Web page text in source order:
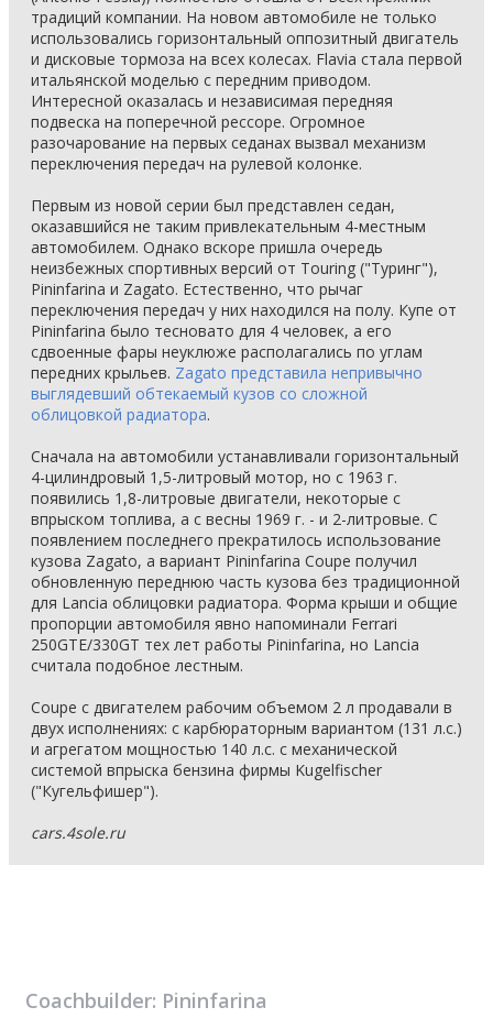
традиций компании. На новом автомобиле не только
использовались горизонтальный оппозитный двигатель
и дисковые тормоза на всех колесах. Flavia стала первой
итальянской моделью с передним приводом.
Интересной оказалась и независимая передняя
подвеска на поперечной рессоре. Огромное
разочарование на первых седанах вызвал механизм
переключения передач на рулевой колонке.
Первым из новой серии был представлен седан,
оказавшийся не таким привлекательным 4-местным
автомобилем. Однако вскоре пришла очередь
неизбежных спортивных версий от Touring ("Туринг"),
Pininfarina и Zagato. Естественно, что рычаг
переключения передач у них находился на полу. Купе от
Pininfarina было тесновато для 4 человек, а его
сдвоенные фары неуклюже располагались по углам
передних крыльев. Zagato представила непривычно
выглядевший обтекаемый кузов со сложной
облицовкой радиатора.
Сначала на автомобили устанавливали горизонтальный
4-цилиндровый 1,5-литровый мотор, но с 1963 г.
появились 1,8-литровые двигатели, некоторые с
впрыском топлива, а с весны 1969 г. - и 2-литровые. С
появлением последнего прекратилось использование
кузова Zagato, а вариант Pininfarina Coupe получил
обновленную переднюю часть кузова без традиционной
для Lancia облицовки радиатора. Форма крыши и общие
пропорции автомобиля явно напоминали Ferrari
250GTE/330GT тех лет работы Pininfarina, но Lancia
считала подобное лестным.
Coupe с двигателем рабочим объемом 2 л продавали в
двух исполнениях: с карбюраторным вариантом (131 л.с.)
и агрегатом мощностью 140 л.с. с механической
системой впрыска бензина фирмы Kugelfischer
("Кугельфишер").
cars.4sole.ru
Coachbuilder: Pininfarina